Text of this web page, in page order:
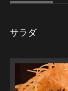
サラダ